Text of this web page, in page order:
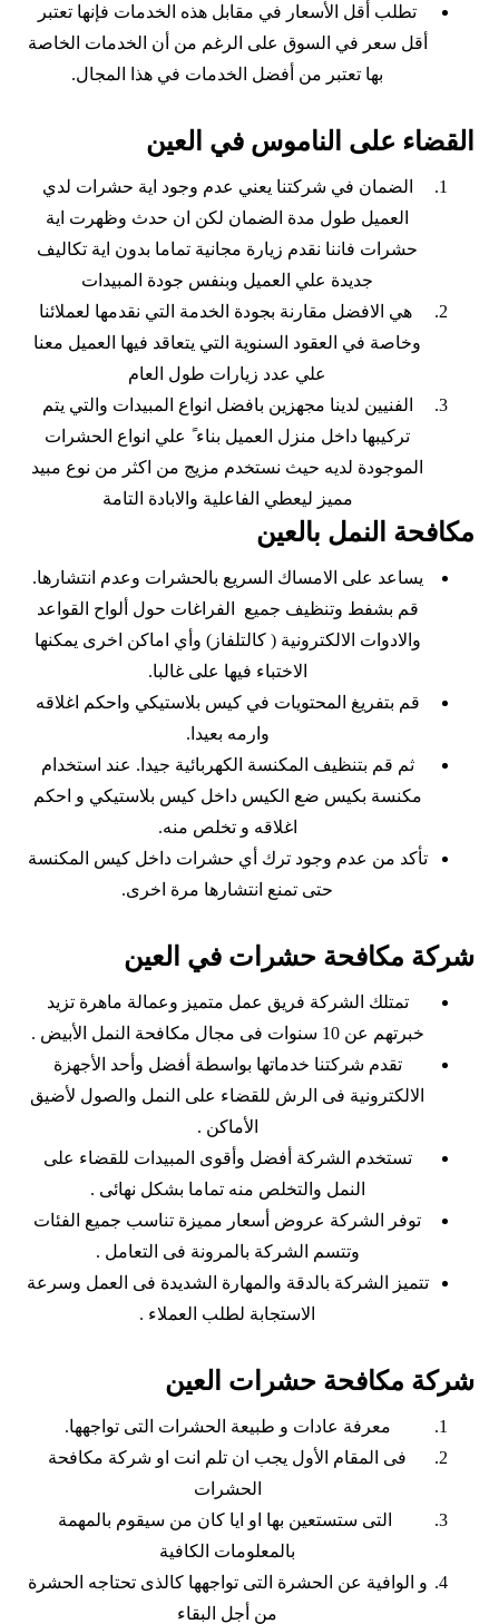
تطلب أقل الأسعار في مقابل هذه الخدمات فإنها تعتبر
أقل سعر في السوق على الرغم من أن الخدمات الخاصة
بها تعتبر من أفضل الخدمات في هذا المجال.
القضاء على الناموس في العين
الضمان في شركتنا يعني عدم وجود اية حشرات لدي
العميل طول مدة الضمان لكن ان حدث وظهرت اية
حشرات فاننا نقدم زيارة مجانية تماما بدون اية تكاليف
جديدة علي العميل وبنفس جودة المبيدات
هي الافضل مقارنة بجودة الخدمة التي نقدمها لعملائنا
وخاصة في العقود السنوية التي يتعاقد فيها العميل معنا
علي عدد زيارات طول العام
الفنيين لدينا مجهزين بافضل انواع المبيدات والتي يتم
تركيبها داخل منزل العميل بناء ً علي انواع الحشرات
الموجودة لديه حيث نستخدم مزيج من اكثر من نوع مبيد
مميز ليعطي الفاعلية والابادة التامة
مكافحة النمل بالعين
يساعد على الامساك السريع بالحشرات وعدم انتشارها.
قم بشفط وتنظيف جميع الفراغات حول ألواح القواعد
والادوات الالكترونية ( كالتلفاز) وأي اماكن اخرى يمكنها
الاختباء فيها على غالبا.
قم بتفريغ المحتويات في كيس بلاستيكي واحكم اغلاقه
وارمه بعيدا.
ثم قم بتنظيف المكنسة الكهربائية جيدا. عند استخدام
مكنسة بكيس ضع الكيس داخل كيس بلاستيكي و احكم
اغلاقه و تخلص منه.
تأكد من عدم وجود ترك أي حشرات داخل كيس المكنسة
حتى تمنع انتشارها مرة اخرى.
شركة مكافحة حشرات في العين
تمتلك الشركة فريق عمل متميز وعمالة ماهرة تزيد
خبرتهم عن 10 سنوات فى مجال مكافحة النمل الأبيض .
تقدم شركتنا خدماتها بواسطة أفضل وأحد الأجهزة
الالكترونية فى الرش للقضاء على النمل والصول لأضيق
الأماكن .
تستخدم الشركة أفضل وأقوى المبيدات للقضاء على
النمل والتخلص منه تماما بشكل نهائى .
توفر الشركة عروض أسعار مميزة تناسب جميع الفئات
وتتسم الشركة بالمرونة فى التعامل .
تتميز الشركة بالدقة والمهارة الشديدة فى العمل وسرعة
الاستجابة لطلب العملاء .
شركة مكافحة حشرات العين
معرفة عادات و طبيعة الحشرات التى تواجهها.
فى المقام الأول يجب ان تلم انت او شركة مكافحة
الحشرات
التى ستستعين بها او ايا كان من سيقوم بالمهمة
بالمعلومات الكافية
و الوافية عن الحشرة التى تواجهها كالذى تحتاجه الحشرة
من أجل البقاء